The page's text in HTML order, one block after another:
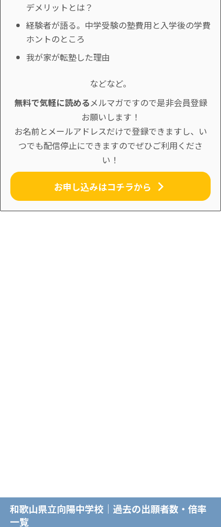
デメリットとは？
経験者が語る。中学受験の塾費用と入学後の学費
ホントのところ
我が家が転塾した理由
などなど。
無料で気軽に読めるメルマガですので是非会員登録
お願いします！
お名前とメールアドレスだけで登録できますし、い
つでも配信停止にできますのでぜひご利用くださ
い！
お申し込みはコチラから
和歌山県立向陽中学校｜過去の出願者数・倍率
一覧